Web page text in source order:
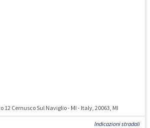
12 Cernusco Sul Naviglio - MI - Italy, 20063, MI
Indicazioni stradali